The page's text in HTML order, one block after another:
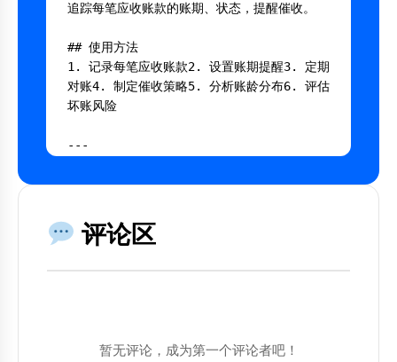
追踪每笔应收账款的账期、状态，提醒催收。
## 使用方法
1. 记录每笔应收账款2. 设置账期提醒3. 定期
对账4. 制定催收策略5. 分析账龄分布6. 评估
坏账风险
---
## AI 提示词
将以下内容复制到AI工具中使用：
评论区
暂无评论，成为第一个评论者吧！